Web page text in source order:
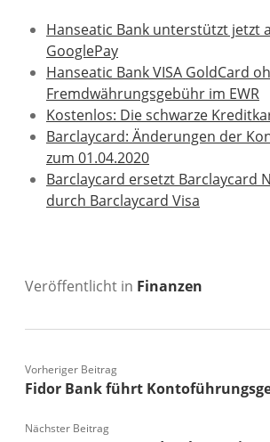
Hanseatic Bank unterstützt jetzt
GooglePay
Hanseatic Bank VISA GoldCard
Fremdwährungsgebühr im EWR
Kostenlos: Die schwarze
Barclaycard: Änderungen der
zum 01.04.2020
Barclaycard ersetzt Barclaycard
durch Barclaycard Visa
Veröffentlicht in Finanzen
Vorheriger Beitrag
Fidor Bank führt
Nächster Beitrag